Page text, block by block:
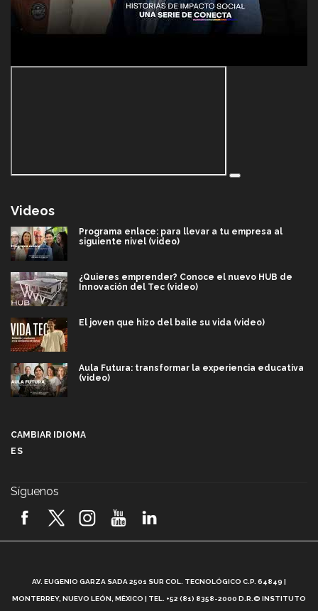
Videos
Programa enlace: para llevar a tu empresa al
siguiente nivel (video)
¿Quieres emprender? Conoce el nuevo HUB de
Innovación del Tec (video)
El joven que hizo del baile su vida (video)
Aula Futura: transformar la experiencia educativa
(video)
2026! (video)
¿Cómo es el Modelo Educativo Tec? (video)
CAMBIAR IDIOMA
ES
Síguenos
AV. EUGENIO GARZA SADA 2501 SUR COL. TECNOLÓGICO C.P. 64849 |
MONTERREY, NUEVO LEÓN, MÉXICO | TEL. +52 (81) 8358-2000 D.R.© INSTITUTO